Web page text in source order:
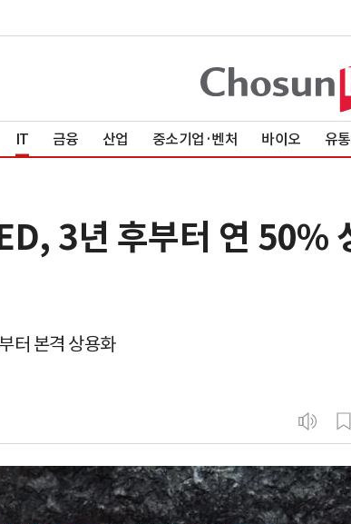
IT 금융 산업 중소기업·벤처 바이오 유통
3년 후부터 연
터 본격 상용화